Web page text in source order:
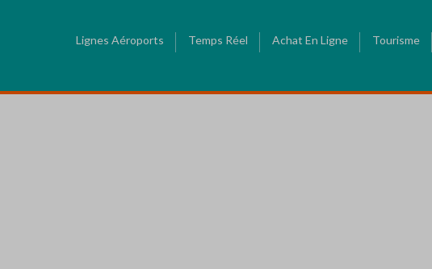
Lignes Aéroports Temps Réel Achat En Ligne Tourisme